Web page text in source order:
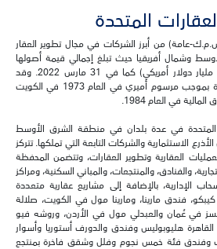
المتحدة
عامة) من أبرز الشركات في مجال تطوير العقار
وشمال أفريقيا حيث تبلغ إجمالي قيمة أصولها
596 مليون دينار كويتي (1.95 مليار دولار أمريكي) كما في 31 مارس 2022. وقد
تأسست شركة العقارات المتحدة بموجب مرسوم أميري في العام 1973 في الكويت
في العام 1984.
في عدة بلدان في منطقة الشرق الأوسط
الاستثمارية والشركات التابعة التي تملكها. تتركز
العقارية وتطوير العقارات، وتتضمن المحفظة
والفنادق، والمنتجعات، والمباني السكنية، ومراكز
الإدارية، بالإضافة إلى مشاريع عقارية متعددة
فندق مارينا، ومارينا مول في الكويت، صلالة
في عُمان والعبدلي مول في الأردن، وروشه فيو
القاهرة هليوبوليس وفندق والدورف أستوريا وأسوار
وفندق فئة خمس نجوم وفلل وشقق فاخرة بمنتجع